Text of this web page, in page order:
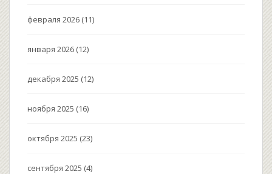
февраля 2026 (11)
января 2026 (12)
декабря 2025 (12)
ноября 2025 (16)
октября 2025 (23)
сентября 2025 (4)